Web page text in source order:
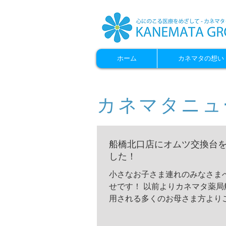
ホーム カネマタの想い
カネマタニ
船橋北口店にオムツ交換台
した！
小さなお子さま連れのみなさま
せです！ 以前よりカネマタ薬局船橋北口店を利
用される多くのお母さま方より